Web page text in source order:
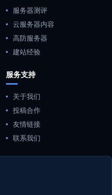
服务器测评
云服务器内容
高防服务器
建站经验
服务支持
关于我们
投稿合作
友情链接
联系我们